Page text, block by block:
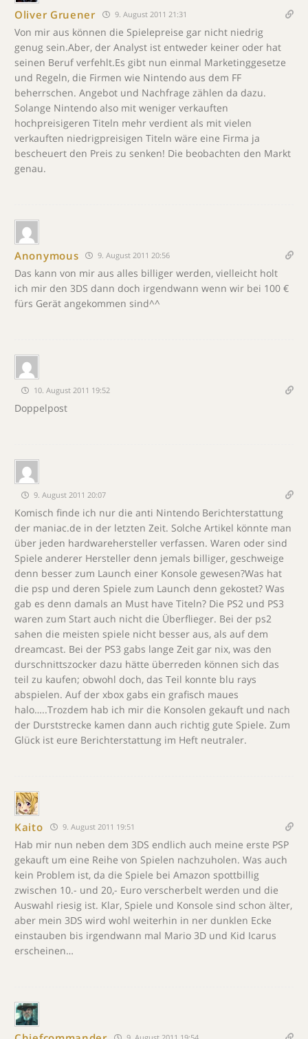
Oliver Gruener 9. August 2011 21:31
Von mir aus können die Spielepreise gar nicht niedrig
genug sein.Aber, der Analyst ist entweder keiner oder hat
seinen Beruf verfehlt.Es gibt nun einmal Marketinggesetze
und Regeln, die Firmen wie Nintendo aus dem FF
beherrschen. Angebot und Nachfrage zählen da dazu.
Solange Nintendo also mit weniger verkauften
hochpreisigeren Titeln mehr verdient als mit vielen
verkauften niedrigpreisigen Titeln wäre eine Firma ja
bescheuert den Preis zu senken! Die beobachten den Markt
genau.
Anonymous 9. August 2011 20:56
Das kann von mir aus alles billiger werden, vielleicht holt
ich mir den 3DS dann doch irgendwann wenn wir bei 100 €
fürs Gerät angekommen sind^^
10. August 2011 19:52
Doppelpost
9. August 2011 20:07
Komisch finde ich nur die anti Nintendo Berichterstattung
der maniac.de in der letzten Zeit. Solche Artikel könnte man
über jeden hardwarehersteller verfassen. Waren oder sind
Spiele anderer Hersteller denn jemals billiger, geschweige
denn besser zum Launch einer Konsole gewesen?Was hat
die psp und deren Spiele zum Launch denn gekostet? Was
gab es denn damals an Must have Titeln? Die PS2 und PS3
waren zum Start auch nicht die Überflieger. Bei der ps2
sahen die meisten spiele nicht besser aus, als auf dem
dreamcast. Bei der PS3 gabs lange Zeit gar nix, was den
durschnittszocker dazu hätte überreden können sich das
teil zu kaufen; obwohl doch, das Teil konnte blu rays
abspielen. Auf der xbox gabs ein grafisch maues
halo…..Trozdem hab ich mir die Konsolen gekauft und nach
der Durststrecke kamen dann auch richtig gute Spiele. Zum
Glück ist eure Berichterstattung im Heft neutraler.
Kaito 9. August 2011 19:51
Hab mir nun neben dem 3DS endlich auch meine erste PSP
gekauft um eine Reihe von Spielen nachzuholen. Was auch
kein Problem ist, da die Spiele bei Amazon spottbillig
zwischen 10.- und 20,- Euro verscherbelt werden und die
Auswahl riesig ist. Klar, Spiele und Konsole sind schon älter,
aber mein 3DS wird wohl weiterhin in ner dunklen Ecke
einstauben bis irgendwann mal Mario 3D und Kid Icarus
erscheinen…